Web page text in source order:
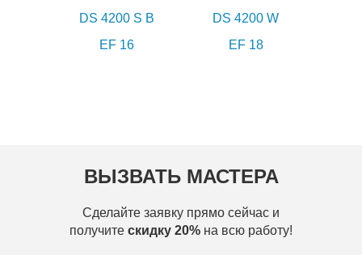
DS 4200 S B
DS 4200 W
EF 16
EF 18
ВЫЗВАТЬ МАСТЕРА
Сделайте заявку прямо сейчас и
получите скидку 20% на всю работу!